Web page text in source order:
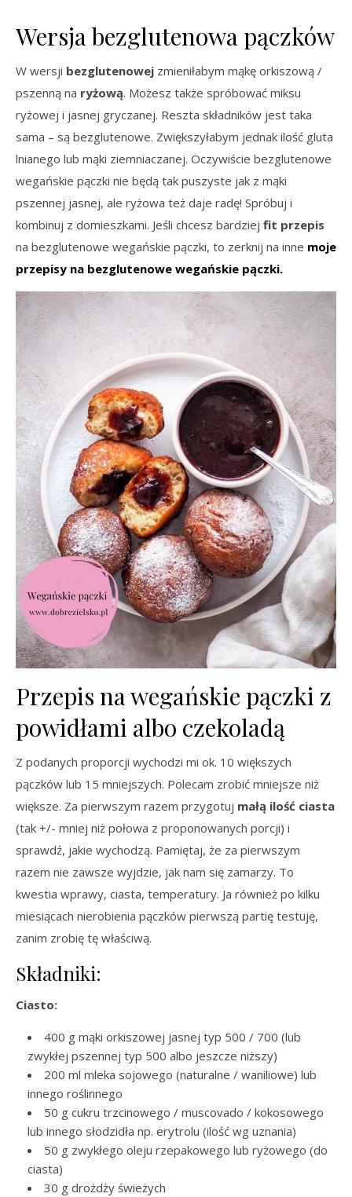
Wersja bezglutenowa pączków
W wersji bezglutenowej zmieniłabym mąkę orkiszową /
pszenną na ryżową. Możesz także spróbować miksu
ryżowej i jasnej gryczanej. Reszta składników jest taka
sama – są bezglutenowe. Zwiększyłabym jednak ilość gluta
lnianego lub mąki ziemniaczanej. Oczywiście bezglutenowe
wegańskie pączki nie będą tak puszyste jak z mąki
pszennej jasnej, ale ryżowa też daje radę! Spróbuj i
kombinuj z domieszkami. Jeśli chcesz bardziej fit przepis
na bezglutenowe wegańskie pączki, to zerknij na inne moje
przepisy na bezglutenowe wegańskie pączki.
Przepis na wegańskie pączki z
powidłami albo czekoladą
Z podanych proporcji wychodzi mi ok. 10 większych
pączków lub 15 mniejszych. Polecam zrobić mniejsze niż
większe. Za pierwszym razem przygotuj małą ilość ciasta
(tak +/- mniej niż połowa z proponowanych porcji) i
sprawdź, jakie wychodzą. Pamiętaj, że za pierwszym
razem nie zawsze wyjdzie, jak nam się zamarzy. To
kwestia wprawy, ciasta, temperatury. Ja również po kilku
miesiącach nierobienia pączków pierwszą partię testuję,
zanim zrobię tę właściwą.
Składniki:
Ciasto:
400 g mąki orkiszowej jasnej typ 500 / 700 (lub
zwykłej pszennej typ 500 albo jeszcze niższy)
200 ml mleka sojowego (naturalne / waniliowe) lub
innego roślinnego
50 g cukru trzcinowego / muscovado / kokosowego
lub innego słodzidła np. erytrolu (ilość wg uznania)
50 g zwykłego oleju rzepakowego lub ryżowego (do
ciasta)
30 g drożdży świeżych